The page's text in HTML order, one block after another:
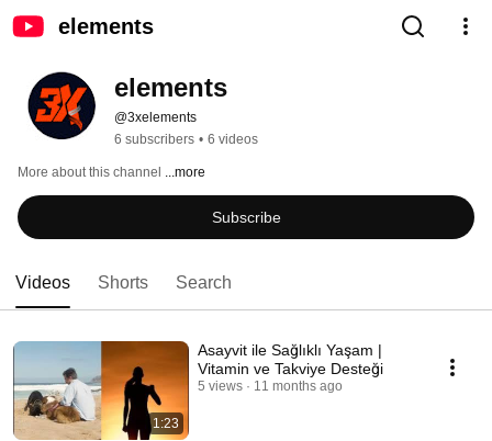
elements
elements
@3xelements
6 subscribers • 6 videos
More about this channel ...more
Subscribe
Videos Shorts Search
1:23
Asayvit ile Sağlıklı Yaşam |
Vitamin ve Takviye Desteği
5 views 11 months ago